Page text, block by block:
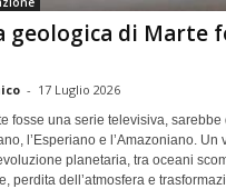
geologica di Marte
- 17 Luglio 2026
fosse una serie televisiva,
l’Esperiano e l’Amazoniano. Un
planetaria, tra oceani
perdita dell’atmosfera e